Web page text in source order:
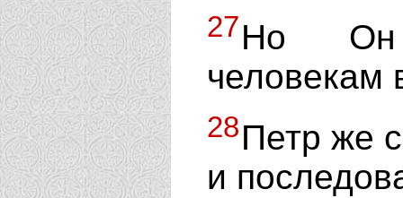
27Но Он
человекам
28Петр же
и